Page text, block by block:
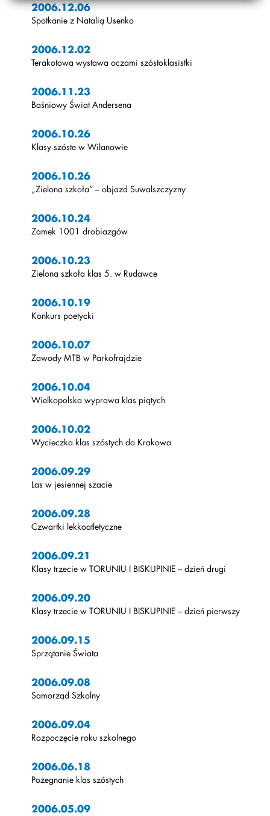
2006.12.06
Spotkanie z Natalią Usenko
2006.12.02
Terakotowa wystawa oczami szóstoklasistki
2006.11.23
Baśniowy Świat Andersena
2006.10.26
Klasy szóste w Wilanowie
2006.10.26
„Zielona szkoła” – objazd Suwalszczyzny
2006.10.24
Zamek 1001 drobiazgów
2006.10.23
Zielona szkoła klas 5. w Rudawce
2006.10.19
Konkurs poetycki
2006.10.07
Zawody MTB w Parkofrajdzie
2006.10.04
Wielkopolska wyprawa klas piątych
2006.10.02
Wycieczka klas szóstych do Krakowa
2006.09.29
Las w jesiennej szacie
2006.09.28
Czwartki lekkoatletyczne
2006.09.21
Klasy trzecie w TORUNIU I BISKUPINIE – dzień drugi
2006.09.20
Klasy trzecie w TORUNIU I BISKUPINIE – dzień pierwszy
2006.09.15
Sprzątanie Świata
2006.09.08
Samorząd Szkolny
2006.09.04
Rozpoczęcie roku szkolnego
2006.06.18
Pożegnanie klas szóstych
2006.05.09